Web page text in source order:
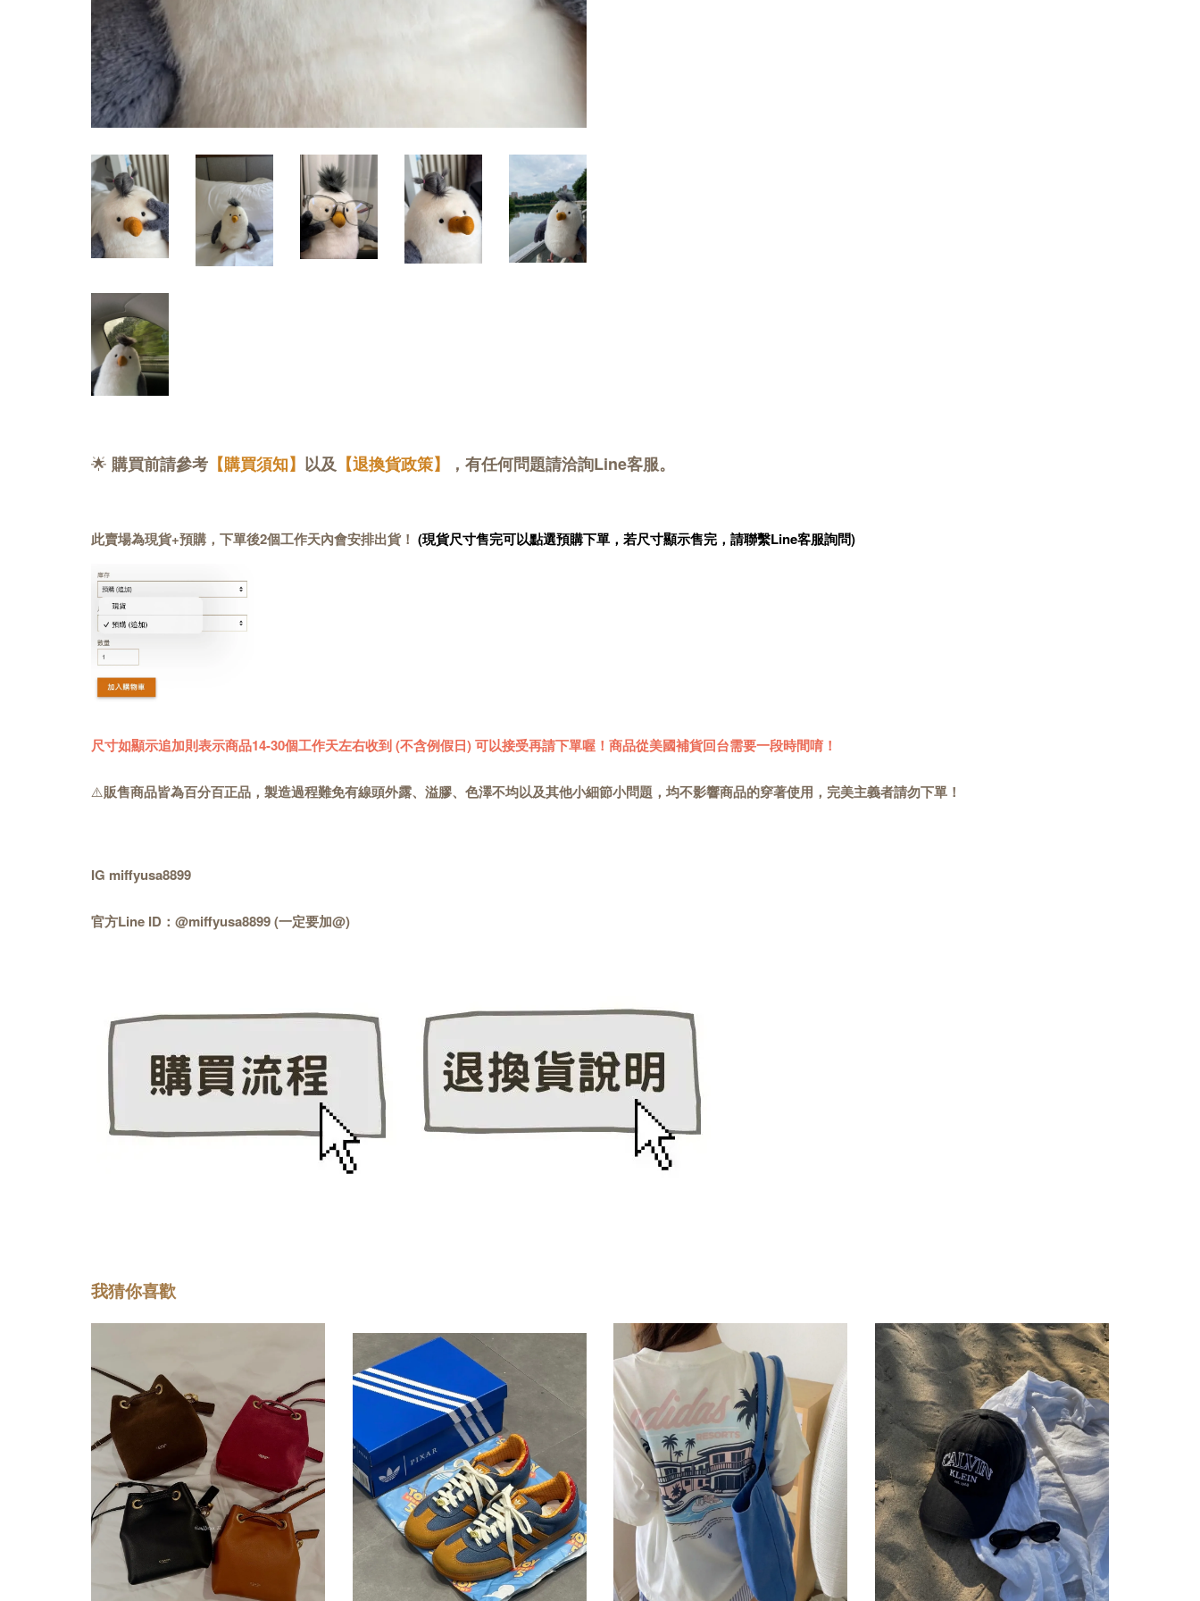
🌟 購買前請參考 【購買須知】 以及 【退換貨政策】 ，有任何問題請洽詢Line客服。
此賣場為現貨+預購，下單後2個工作天內會安排出貨！ (現貨尺寸售完可以點選預購下單，若尺寸顯示售完，請聯繫Line客服詢問)
尺寸如顯示追加則表示商品14-30個工作天左右收到 (不含例假日) 可以接受再請下單喔！商品從美國補貨回台需要一段時間唷！
⚠️販售商品皆為百分百正品，製造過程難免有線頭外露、溢膠、色澤不均以及其他小細節小問題，均不影響商品的穿著使用，完美主義者請勿下單！
IG miffyusa8899
官方Line ID：@miffyusa8899 (一定要加@)
我猜你喜歡